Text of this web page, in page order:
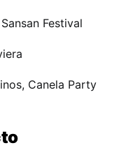
Festival
Canela Party